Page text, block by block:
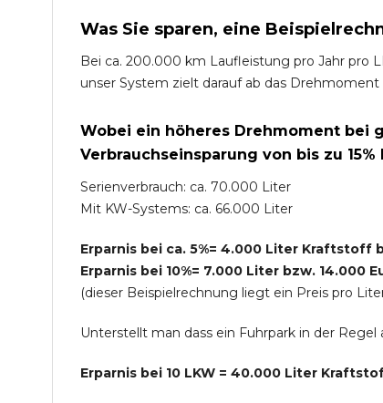
Was Sie sparen, eine
Bei ca. 200.000 km Laufleistung pro Jahr pro
unser System zielt darauf ab das
Wobei ein höheres Drehmoment bei
Verbrauchseinsparung von bis zu
Serienverbrauch: ca. 70.000 Liter
Mit KW-Systems: ca. 66.000 Liter
Erparnis bei ca. 5%= 4.000 Liter Kraftstoff
Erparnis bei 10%= 7.000 Liter bzw. 14.000
(dieser Beispielrechnung liegt ein Preis pro
Unterstellt man dass ein Fuhrpark in der
Erparnis bei 10 LKW = 40.000 Liter